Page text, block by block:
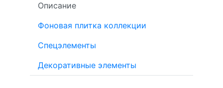
Описание
Фоновая плитка коллекции
Спецэлементы
Декоративные элементы